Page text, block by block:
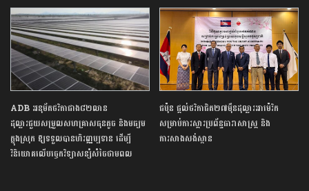
ADB អនុម័តថវិកាជាង៨២លាន
ដុល្លារជួយសម្រួលសហគ្រាសធុនតូច និងមធ្យម
ក្នុងស្រុក ឱ្យទទួលបានហិរញ្ញប្បទាន ដើម្បី
វិនិយោគលើបច្ចេកវិទ្យាសន្សំសំចៃថាមពល
ជប៉ុន ផ្តល់ថវិកាជិត២៧ម៉ឺនដុល្លារអាម៉េរិក
សម្រាប់ការស្តារប្រព័ន្ធធារាសាស្ត្រ និង
ការសាងសង់ស្ពាន